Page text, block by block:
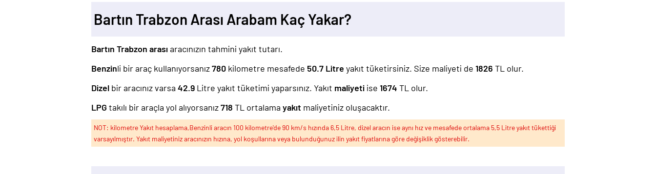
Bartın Trabzon Arası Arabam Kaç Yakar?
Bartın Trabzon arasıaracınızın tahmini yakıt tutarı.
Benzinli bir araç kullanıyorsanız780 kilometre mesafede 50.7 Litre yakıt tüketirsiniz. Size maliyeti de 1826 TL olur.
Dizel bir aracınız varsa 42.9 Litre yakıt tüketimi yaparsınız. Yakıt maliyeti ise 1674 TL olur.
LPG takılı bir araçla yol alıyorsanız718 TL ortalama yakıt maliyetiniz oluşacaktır.
NOT: kilometre Yakıt hesaplama,Benzinli aracın 100 kilometre'de 90 km/s hızında 6,5 Litre, dizel aracın ise aynı hız ve mesafede ortalama 5,5 Litre yakıt tükettiği
varsayılmıştır. Yakıt maliyetiniz aracınızın hızına, yol koşullarına veya bulunduğunuz ilin yakıt fiyatlarına göre değişiklik gösterebilir.